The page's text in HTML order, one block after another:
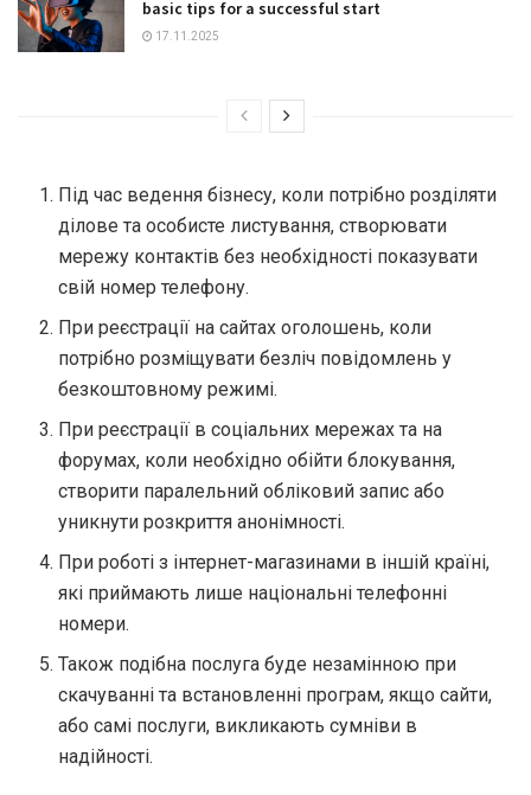
basic tips for a successful start
17.11.2025
Під час ведення бізнесу, коли потрібно розділяти
ділове та особисте листування, створювати
мережу контактів без необхідності показувати
свій номер телефону.
При реєстрації на сайтах оголошень, коли
потрібно розміщувати безліч повідомлень у
безкоштовному режимі.
При реєстрації в соціальних мережах та на
форумах, коли необхідно обійти блокування,
створити паралельний обліковий запис або
уникнути розкриття анонімності.
При роботі з інтернет-магазинами в іншій країні,
які приймають лише національні телефонні
номери.
Також подібна послуга буде незамінною при
скачуванні та встановленні програм, якщо сайти,
або самі послуги, викликають сумніви в
надійності.